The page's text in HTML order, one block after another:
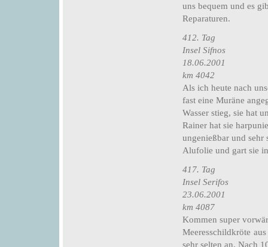
uns bequem und es
Reparaturen.
412. Tag
Insel Sifnos
18.06.2001
km 4042
Als ich heute nach
fast eine Muräne
Wasser stieg, sie hat
Rainer hat sie
ungenießbar und sehr
Alufolie und gart sie
417. Tag
Insel Serifos
23.06.2001
km 4087
Kommen super
Meeresschildkröte
sehr selten an. Nach